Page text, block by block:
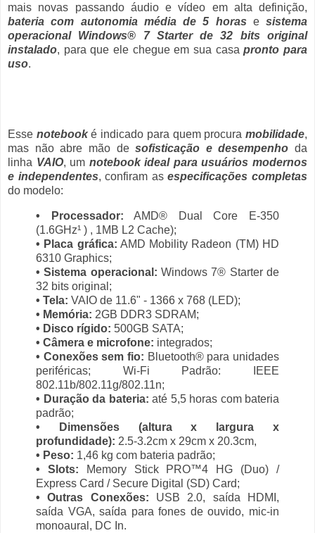
mais novas passando áudio e vídeo em alta definição,
bateria com autonomia média de 5 horas e sistema
operacional Windows® 7 Starter de 32 bits original
instalado, para que ele chegue em sua casapronto para
uso.
Esse notebooké indicado para quem procuramobilidade,
mas não abre mão desofisticação e desempenho da
linha VAIO, um notebook ideal para usuários modernos
e independentes, confiram asespecificações completas
do modelo:
• Processador: AMD® Dual Core E-350
(1.6GHz¹ ) , 1MB L2 Cache);
• Placa gráfica: AMD Mobility Radeon (TM) HD
6310 Graphics;
• Sistema operacional: Windows 7® Starter de
32 bits original;
• Tela: VAIO de 11.6" - 1366 x 768 (LED);
• Memória: 2GB DDR3 SDRAM;
• Disco rígido: 500GB SATA;
• Câmera e microfone: integrados;
• Conexões sem fio: Bluetooth® para unidades
periféricas; Wi-Fi Padrão: IEEE
802.11b/802.11g/802.11n;
• Duração da bateria: até 5,5 horas com bateria
padrão;
• Dimensões (altura x largura x
profundidade): 2.5-3.2cm x 29cm x 20.3cm,
• Peso: 1,46 kg com bateria padrão;
• Slots: Memory Stick PRO™4 HG (Duo) /
Express Card / Secure Digital (SD) Card;
• Outras Conexões: USB 2.0, saída HDMI,
saída VGA, saída para fones de ouvido, mic-in
monoaural, DC In.